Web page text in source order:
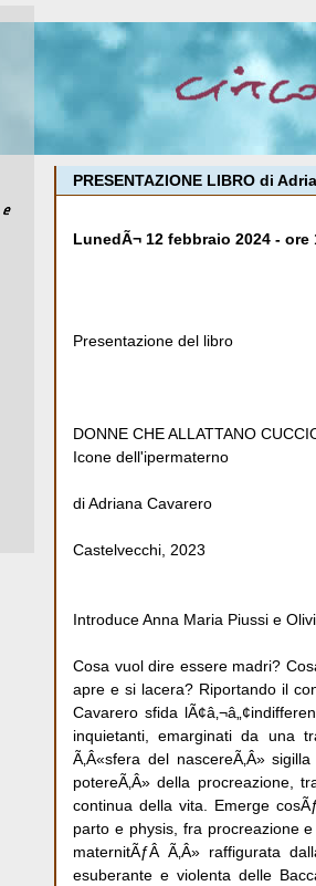
PRESENTAZIONE LIBRO di
LunedÃ¬ 12 febbraio 2024 - ore
Presentazione del libro
DONNE CHE ALLATTANO
Icone dell'ipermaterno
di Adriana Cavarero
Castelvecchi, 2023
Introduce Anna Maria Piussi e
Cosa vuol dire essere madri?
apre e si lacera? Riportando il
Cavarero sfida
inquietanti, emarginati da una
Ã‚Â«sfera del nascereÃ‚Â»
potereÃ‚Â» della procreazione,
continua della vita. Emerge
parto e physis, fra procreazione
maternitÃƒÂ Ã‚Â» raffigurata
esuberante e violenta delle